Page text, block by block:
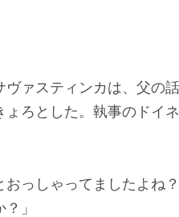
ヴァスティンカは、父の
ょろとした。執事のドイ
おっしゃってましたよね？
」